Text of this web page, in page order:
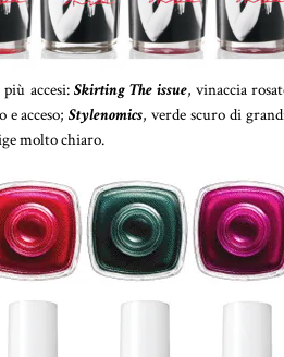
accesi: Skirting The issue, vinaccia
e acceso;Stylenomics, verde scuro di
molto chiaro.